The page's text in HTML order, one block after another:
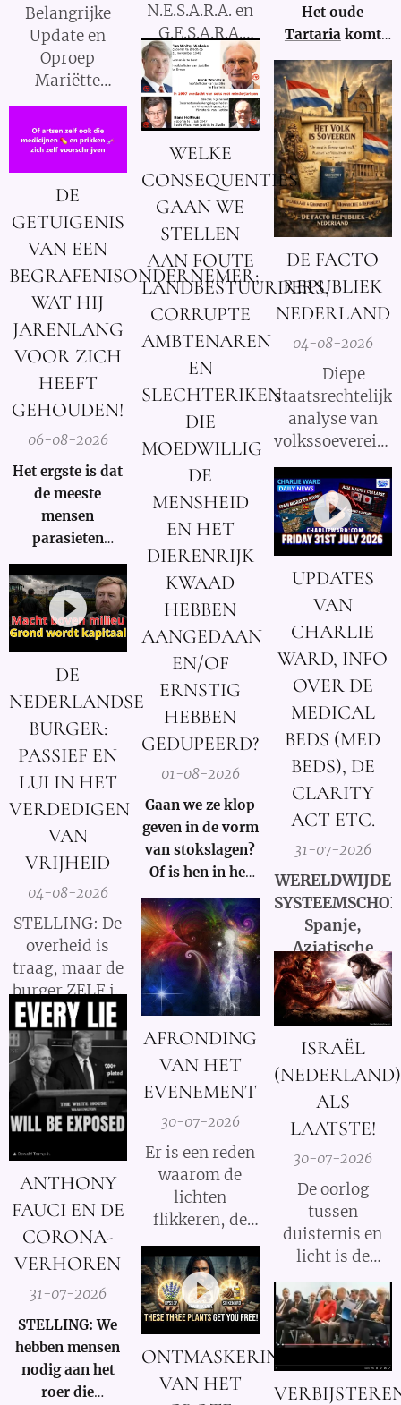
Belangrijke
Update en
Oproep
Mariëtte
Groothoff van
7 augustus
2026
Het oude
Tartariakomt
weer tot leven!
DE
GETUIGENIS
VAN EEN
BEGRAFENISONDERNEMER;
WAT HIJ
JARENLANG
VOOR ZICH
HEEFT
GEHOUDEN!
06-08-2026
Het ergste is dat
de meeste
mensen
parasieten
hebben – en het
niet eens weten.
N.E.S.A.R.A. en
G.E.S.A.R.A.
voor?
DE FACTO
REPUBLIEK
NEDERLAND
04-08-2026
⚖️ Diepe
staatsrechtelijke
analyse van
in Nederland
DE
NEDERLANDSE
BURGER:
PASSIEF EN
LUI IN HET
VERDEDIGEN
VAN
VRIJHEID
04-08-2026
STELLING: De
overheid is
traag, maar de
burger ZELF is
de oorzaak!
WELKE
CONSEQUENTIES
GAAN WE
STELLEN
AAN FOUTE
LANDBESTUURDERS,
CORRUPTE
AMBTENAREN
EN
SLECHTERIKEN
DIE
MOEDWILLIG
DE
MENSHEID
EN HET
DIERENRIJK
KWAAD
HEBBEN
AANGEDAAN
EN/OF
ERNSTIG
HEBBEN
GEDUPEERD?
01-08-2026
Gaan we ze klop
geven in de vorm
van stokslagen?
Of is hen in het
Licht zetten van
de Waarheid een
veel grotere
straf?
UPDATES
VAN
CHARLIE
WARD, INFO
OVER DE
MEDICAL
BEDS (MED
BEDS), DE
CLARITY
ACT ETC.
31-07-2026
WERELDWIJDE
Spanje,
Aziatische
markten en
Hormuz |
Charlie Ward
Daily News
ANTHONY
FAUCI EN DE
CORONA-
VERHOREN
31-07-2026
STELLING: We
hebben mensen
nodig aan het
roer die
AFRONDING
VAN HET
EVENEMENT
30-07-2026
Er is een reden
waarom de
lichten
flikkeren, de
satellieten
verschuiven en
de
datastromen
worden
omgeleid.
ISRAËL
(NEDERLAND)
ALS
LAATSTE!
30-07-2026
De oorlog
tussen
duisternis en
licht is de
oorlog tussen
Satan en God.
ONTMASKERING
VAN HET